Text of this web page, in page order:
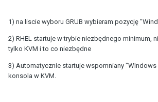
1) na liscie wyboru GRUB wybieram pozycję
2) RHEL startuje w trybie niezbędnego minimum,
tylko KVM i to co niezbędne
3) Automatycznie startuje wspomniany "WIndows
konsola w KVM.